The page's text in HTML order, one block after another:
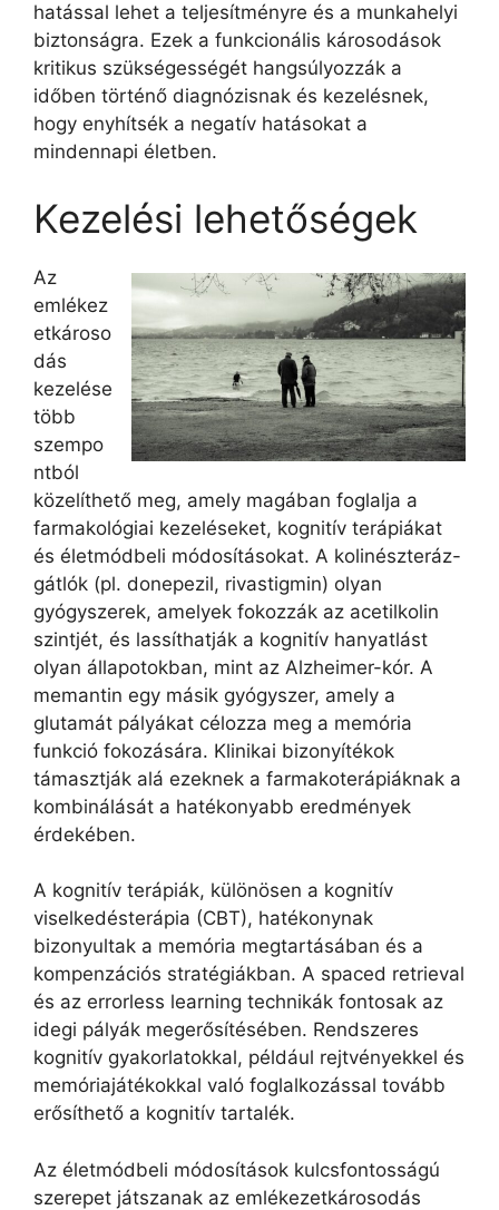
hatással lehet a teljesítményre és a munkahelyi
biztonságra. Ezek a funkcionális károsodások
kritikus szükségességét hangsúlyozzák a
időben történő diagnózisnak és kezelésnek,
hogy enyhítsék a negatív hatásokat a
mindennapi életben.
Kezelési lehetőségek
Az
emlékez
etkároso
dás
kezelése
több
szempo
ntból
közelíthető meg, amely magában foglalja a
farmakológiai kezeléseket, kognitív terápiákat
és életmódbeli módosításokat. A kolinészteráz-
gátlók (pl. donepezil, rivastigmin) olyan
gyógyszerek, amelyek fokozzák az acetilkolin
szintjét, és lassíthatják a kognitív hanyatlást
olyan állapotokban, mint az Alzheimer-kór. A
memantin egy másik gyógyszer, amely a
glutamát pályákat célozza meg a memória
funkció fokozására. Klinikai bizonyítékok
támasztják alá ezeknek a farmakoterápiáknak a
kombinálását a hatékonyabb eredmények
érdekében.
A kognitív terápiák, különösen a kognitív
viselkedésterápia (CBT), hatékonynak
bizonyultak a memória megtartásában és a
kompenzációs stratégiákban. A spaced retrieval
és az errorless learning technikák fontosak az
idegi pályák megerősítésében. Rendszeres
kognitív gyakorlatokkal, például rejtvényekkel és
memóriajátékokkal való foglalkozással tovább
erősíthető a kognitív tartalék.
Az életmódbeli módosítások kulcsfontosságú
szerepet játszanak az emlékezetkárosodás